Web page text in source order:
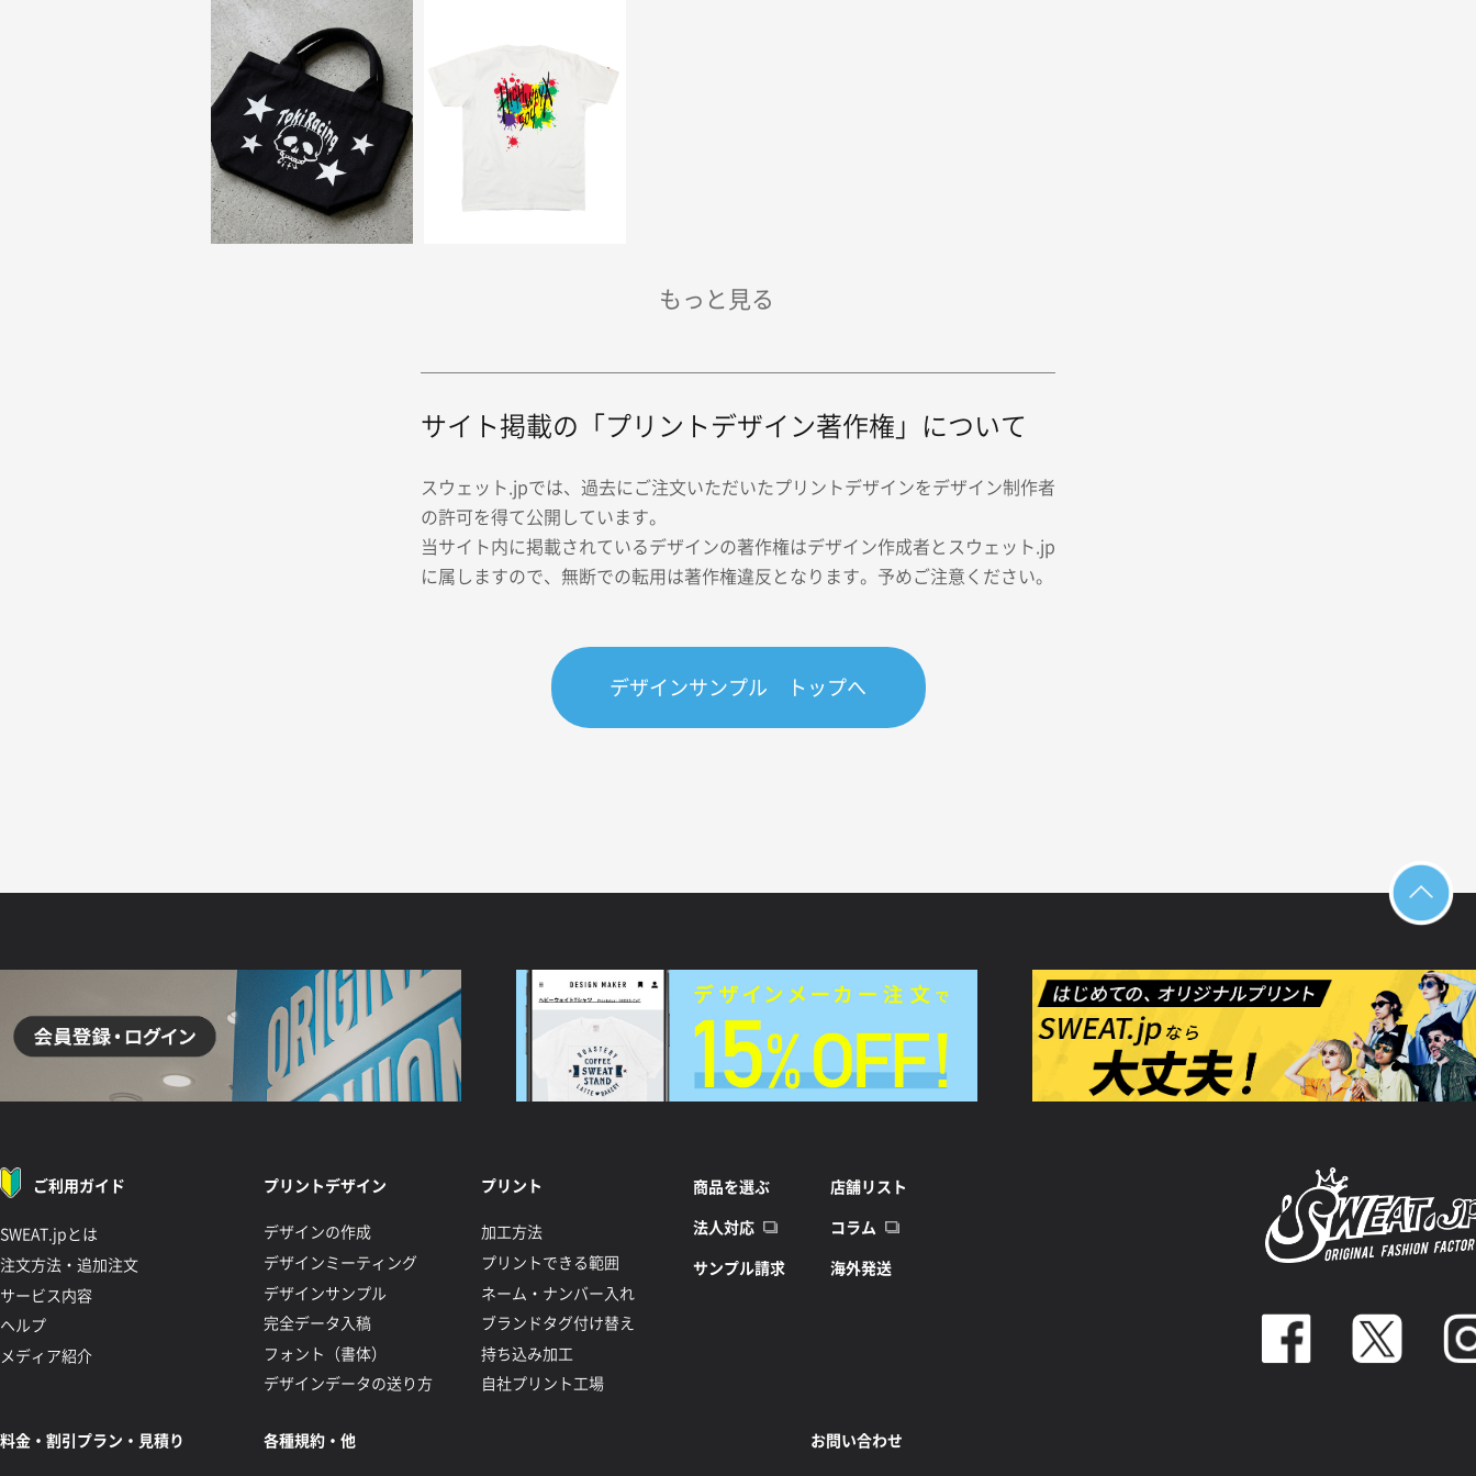
サイト掲載の「プリントデザイン著作権」について
スウェット.jpでは、過去にご注文いただいたプリントデザインをデザイン制作者
の許可を得て公開しています。
当サイト内に掲載されているデザインの著作権はデザイン作成者とスウェット.jp
に属しますので、無断での転用は著作権違反となります。予めご注意ください。
デザインサンプル トップへ
ご利用ガイド
SWEAT.jpとは
注文方法・追加注文
サービス内容
ヘルプ
メディア紹介
プリントデザイン
デザインの作成
デザインミーティング
デザインサンプル
完全データ入稿
フォント（書体）
デザインデータの送り方
プリント
加工方法
プリントできる範囲
ネーム・ナンバー入れ
ブランドタグ付け替え
持ち込み加工
自社プリント工場
商品を選ぶ
法人対応
サンプル請求
店舗リスト
コラム
海外発送
料金・割引プラン・見積り 各種規約・他 お問い合わせ